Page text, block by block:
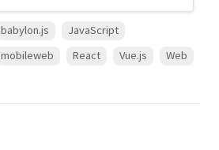
babylon.js
JavaScript
mobileweb
React Vue.js Web